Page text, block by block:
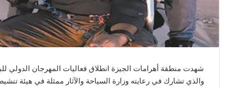
شهدت منطقة أهرامات الجيزة انطلاق فعاليات المهرجان الدولي